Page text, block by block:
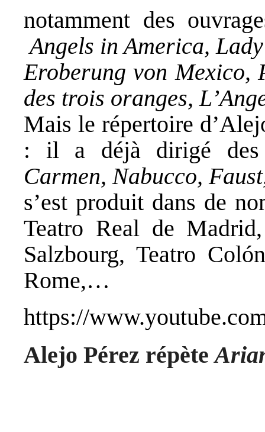
notamment des
Angels in America,
Eroberung von Mexico,
des trois oranges,
Mais le répertoire
: il a déjà dirigé des
Carmen, Nabucco,
s’est produit dans de
Teatro Real de
Salzbourg, Teatro
Rome,…
https://
Alejo Pérez répète